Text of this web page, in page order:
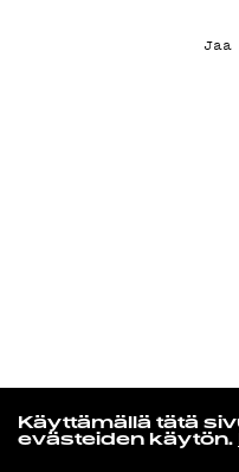
Käyttämällä tätä
evästeiden käytön.
Rebekka Holi
Saippuoita